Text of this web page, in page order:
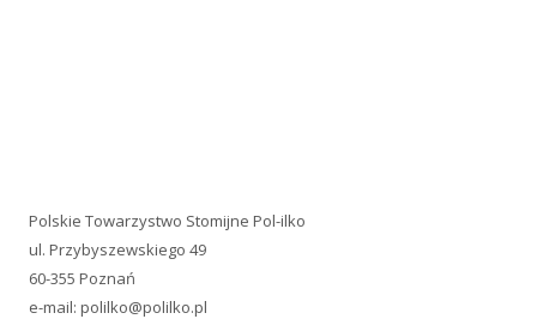
Polskie Towarzystwo Stomijne Pol-ilko
ul. Przybyszewskiego 49
60-355 Poznań
e-mail: polilko@polilko.pl